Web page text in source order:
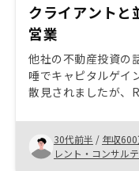
クライアントと
営業
他社の不動産投資の
唾でキャピタルゲイ
散見されましたが、
なことはなく、不
値のある物件をおス
ます。30代前半 / 年収
レント・コンサル